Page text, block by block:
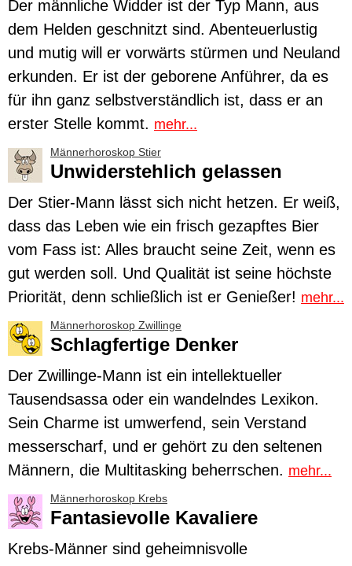
Der männliche Widder ist der Typ Mann, aus
dem Helden geschnitzt sind. Abenteuerlustig
und mutig will er vorwärts stürmen und Neuland
erkunden. Er ist der geborene Anführer, da es
für ihn ganz selbstverständlich ist, dass er an
erster Stelle kommt. mehr...
Männerhoroskop Stier
Unwiderstehlich gelassen
Der Stier-Mann lässt sich nicht hetzen. Er weiß,
dass das Leben wie ein frisch gezapftes Bier
vom Fass ist: Alles braucht seine Zeit, wenn es
gut werden soll. Und Qualität ist seine höchste
Priorität, denn schließlich ist er Genießer! mehr...
Männerhoroskop Zwillinge
Schlagfertige Denker
Der Zwillinge-Mann ist ein intellektueller
Tausendsassa oder ein wandelndes Lexikon.
Sein Charme ist umwerfend, sein Verstand
messerscharf, und er gehört zu den seltenen
Männern, die Multitasking beherrschen. mehr...
Männerhoroskop Krebs
Fantasievolle Kavaliere
Krebs-Männer sind geheimnisvolle